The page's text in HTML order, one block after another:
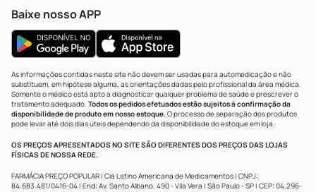
Baixe nosso APP
As informações contidas neste site não devem ser usadas para automedicação e não
substituem, em hipótese alguma, as orientações dadas pelo profissional da área médica.
Somente o médico está apto a diagnosticar qualquer problema de saúde e prescrever o
tratamento adequado. Todos os pedidos efetuados estão sujeitos à confirmação da
disponibilidade de produto em nosso estoque.O processo de separação dos produtos
pode levar até dois dias úteis dependendo da disponibilidade do estoque em loja.
OS PREÇOS APRESENTADOS NO SITE SÃO DIFERENTES DOS PREÇOS DAS LOJAS
FÍSICAS DE NOSSA REDE.
FARMÁCIA PREÇO POPULAR | Cia Latino Americana de Medicamentos | CNPJ:
84.683.481/0416-04 | End: Av. Santo Albano, 490 - Vila Vera | São Paulo - SP | CEP: 04.296-